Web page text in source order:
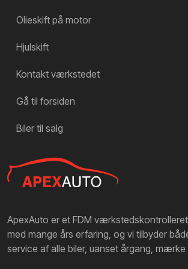
Olieskift på motor
Hjulskift
Kontakt værkstedet
Gå til forsiden
Biler til salg
ApexAuto er et FDM
med mange års erfaring, og vi tilbyder
service af alle biler, uanset årgang,